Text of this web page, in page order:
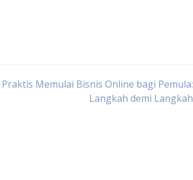
Memulai Bisnis Online bagi Pemula:
Langkah demi Langkah